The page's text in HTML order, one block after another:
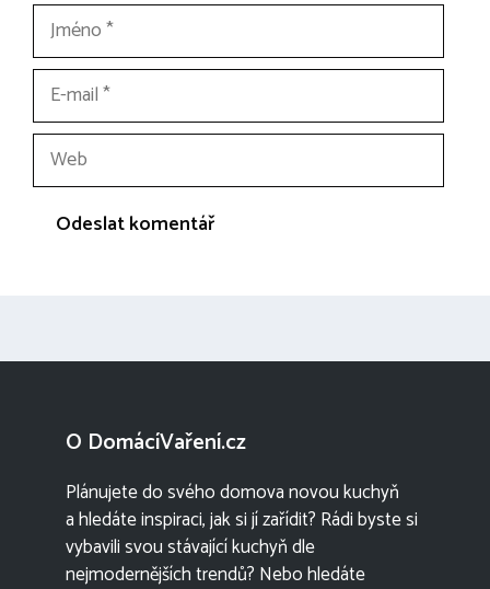
Jméno
mail
Web
O DomácíVaření.cz
Plánujete do svého domova novou kuchyň
a hledáte inspiraci, jak si jí zařídit? Rádi byste si
vybavili svou stávající kuchyň dle
nejmodernějších trendů? Nebo hledáte